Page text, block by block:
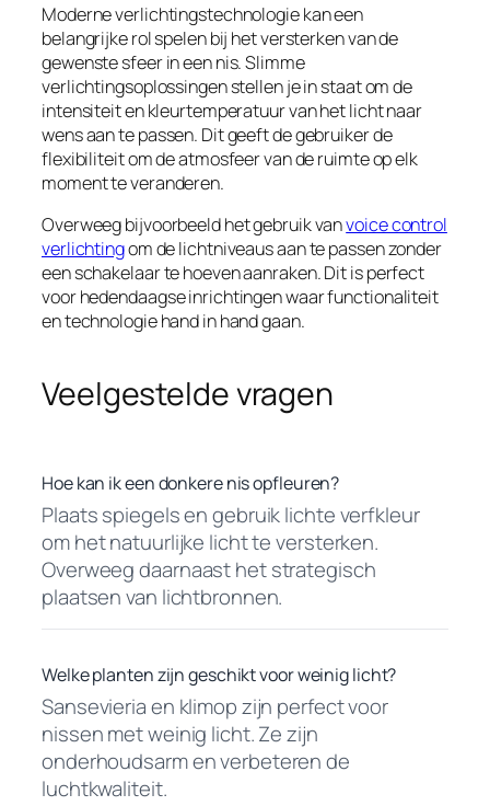
Moderne verlichtingstechnologie kan een
belangrijke rol spelen bij het versterken van de
gewenste sfeer in een nis. Slimme
verlichtingsoplossingen stellen je in staat om de
intensiteit en kleurtemperatuur van het licht naar
wens aan te passen. Dit geeft de gebruiker de
flexibiliteit om de atmosfeer van de ruimte op elk
moment te veranderen.
Overweeg bijvoorbeeld het gebruik vanvoice control
verlichtingom de lichtniveaus aan te passen zonder
een schakelaar te hoeven aanraken. Dit is perfect
voor hedendaagse inrichtingen waar functionaliteit
en technologie hand in hand gaan.
Veelgestelde vragen
Hoe kan ik een donkere nis opfleuren?
Plaats spiegels en gebruik lichte verfkleur
om het natuurlijke licht te versterken.
Overweeg daarnaast het strategisch
plaatsen van lichtbronnen.
Welke planten zijn geschikt voor weinig licht?
Sansevieria en klimop zijn perfect voor
nissen met weinig licht. Ze zijn
onderhoudsarm en verbeteren de
luchtkwaliteit.